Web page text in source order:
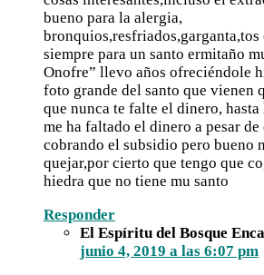
bueno para la alergia,
siempre para un santo ermitaño
Onofre” llevo años ofreciéndole
foto grande del santo que vienen
que nunca te falte el dinero,
me ha faltado el dinero a pesar de
cobrando el subsidio pero bueno
quejar,por cierto que tengo que
hiedra que no tiene mu santo
Responder
El Espíritu del Bosque
junio 4, 2019 a las 6:07 pm